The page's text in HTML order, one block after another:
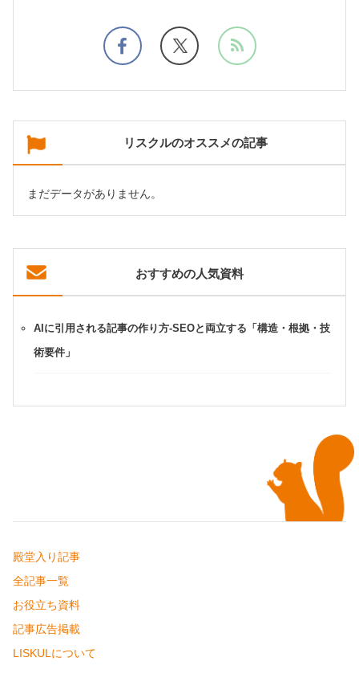
リスクルのオススメの記事
まだデータがありません。
おすすめの人気資料
AIに引用される記事の作り方-SEOと両立する「構造・根拠・技
術要件」
殿堂入り記事
全記事一覧
お役立ち資料
記事広告掲載
LISKULについて